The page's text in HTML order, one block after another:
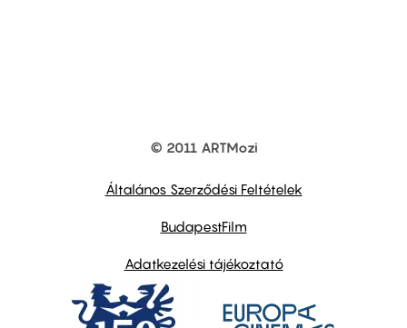
© 2011 ARTMozi
Általános Szerződési Feltételek
BudapestFilm
Adatkezelési tájékoztató